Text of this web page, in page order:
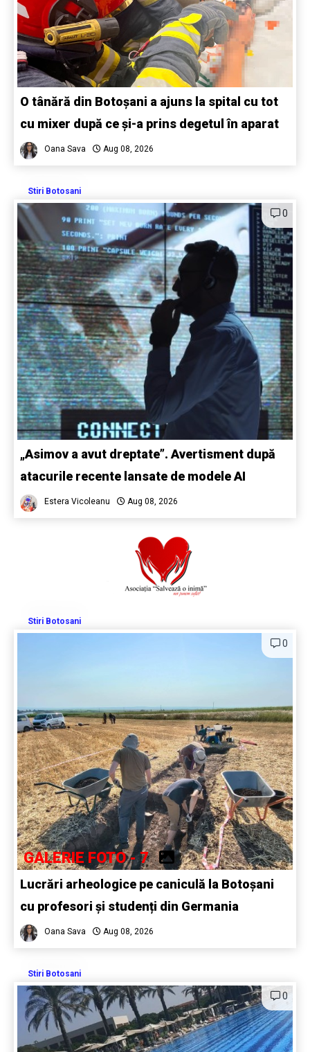
O tânără din Botoșani a ajuns la spital cu tot
cu mixer după ce și-a prins degetul în aparat
Oana Sava Aug 08, 2026
Stiri Botosani
0
„Asimov a avut dreptate”. Avertisment după
atacurile recente lansate de modele AI
Estera Vicoleanu Aug 08, 2026
Stiri Botosani
0
GALERIE FOTO - 7
Lucrări arheologice pe caniculă la Botoșani
cu profesori și studenți din Germania
Oana Sava Aug 08, 2026
Stiri Botosani
0